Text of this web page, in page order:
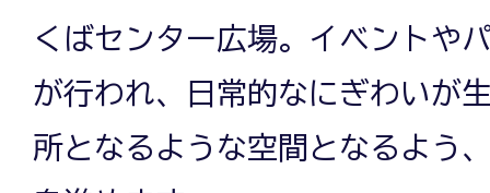
くばセンター広場。イベントや
が行われ、日常的なにぎわいが
所となるような空間となるよう